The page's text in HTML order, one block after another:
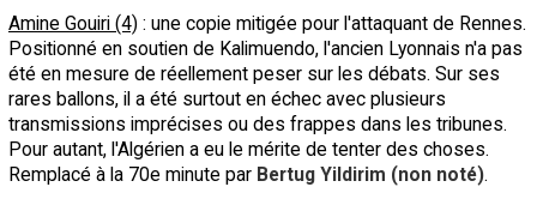
Amine Gouiri (4) : une copie mitigée pour l'attaquant de Rennes.
Positionné en soutien de Kalimuendo, l'ancien Lyonnais n'a pas
été en mesure de réellement peser sur les débats. Sur ses
rares ballons, il a été surtout en échec avec plusieurs
transmissions imprécises ou des frappes dans les tribunes.
Pour autant, l'Algérien a eu le mérite de tenter des choses.
Remplacé à la 70e minute par Bertug Yildirim (non noté).